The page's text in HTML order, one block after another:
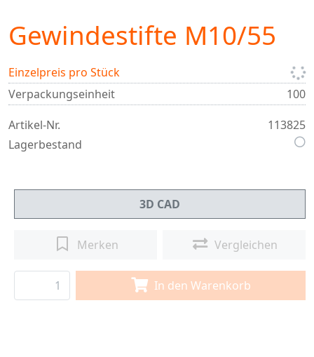
Gewindestifte M10/55
Einzelpreis pro Stück
Verpackungseinheit
100
Artikel-Nr.
113825
Lagerbestand
3D CAD
Merken Vergleichen
In den Warenkorb